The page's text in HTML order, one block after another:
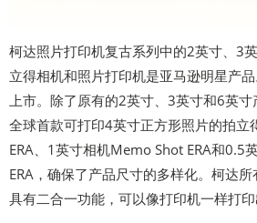
柯达照片打印机复古系列中的2英寸、3
立得相机和照片打印机是亚马逊明星产
上市。除了原有的2英寸、3英寸和6英
全球首款可打印4英寸正方形照片的拍
ERA、1英寸相机Memo Shot ERA和0.5
ERA，确保了产品尺寸的多样化。柯达
具有二合一功能，可以像打印机一样打印